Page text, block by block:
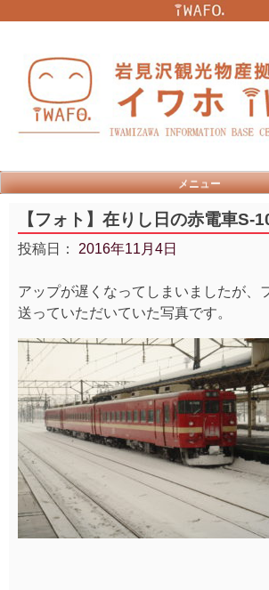
メニュー
【フォト】在りし日の赤電車S-
投稿日： 2016年11月4日
アップが遅くなってしまいましたが、
送っていただいていた写真です。